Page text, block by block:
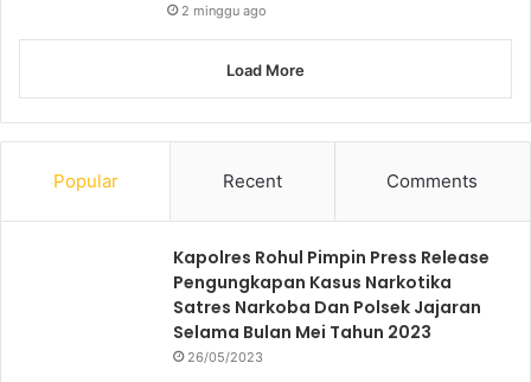
2 minggu ago
Load More
Popular Recent Comments
Kapolres Rohul Pimpin Press Release
Pengungkapan Kasus Narkotika
Satres Narkoba Dan Polsek Jajaran
Selama Bulan Mei Tahun 2023
26/05/2023